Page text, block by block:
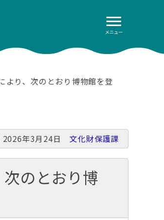
メニュー
より、次のとおり博物館を登
2026年3月24日文化財保護課
のとおり博